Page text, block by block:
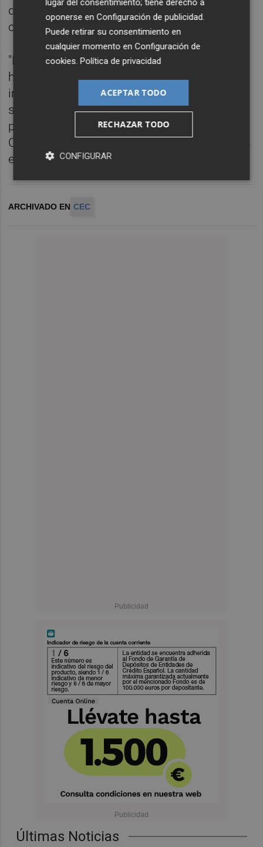
Últimas Noticias
días como si fuera un delincuente de baja
calaña, y eso mina la moral".
"Nadie somos insustituibles, pues siempre
he dicho que las instituciones son más
importantes que las personas", ha
sentenciado Roca, quien confía que en
pocos meses se solucione la situación de la
CEC y "conmigo o sin mí, siga sirviendo a las
empresas de Castellón y a la provincia".
ARCHIVADO EN CEC
oponerse enConfiguración de publicidad
Puede retirar su consentimiento en
cualquier momento enConfiguración de
cookies .Política de privacidad
ACEPTAR TODO
RECHAZAR TODO
CONFIGURAR